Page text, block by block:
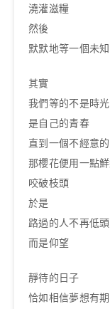
澆灌滋糧
然後
默默地等一個未
其實
我們等的不是時光
是自己的青春
直到一個不經意
那櫻花便用一點
咬破枝頭
於是
路過的人不再低頭
而是仰望
靜待的日子
恰如相信夢想有期